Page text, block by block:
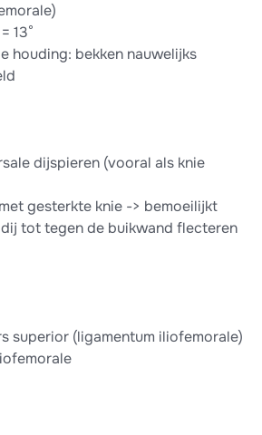
13°
houding: bekken nauwelijks
dijspieren (vooral als knie
gesterkte knie -> bemoeilijkt
tot tegen de buikwand flecteren
superior (ligamentum iliofemorale)